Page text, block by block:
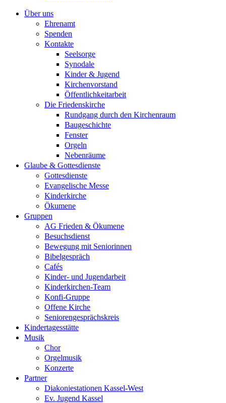
Über uns
Ehrenamt
Spenden
Kontakte
Seelsorge
Synodale
Kinder & Jugend
Kirchenvorstand
Öffentlichkeitarbeit
Die Friedenskirche
Rundgang durch den Kirchenraum
Baugeschichte
Fenster
Orgeln
Nebenräume
Glaube & Gottesdienste
Gottesdienste
Evangelische Messe
Kinderkirche
Ökumene
Gruppen
AG Frieden & Ökumene
Besuchsdienst
Bewegung mit Seniorinnen
Bibelgespräch
Cafés
Kinder- und Jugendarbeit
Kinderkirchen-Team
Konfi-Gruppe
Offene Kirche
Seniorengesprächskreis
Kindertagesstätte
Musik
Chor
Orgelmusik
Konzerte
Partner
Diakoniestationen Kassel-West
Ev. Jugend Kassel